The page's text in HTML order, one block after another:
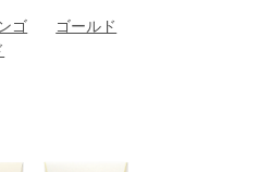
ゴ
ゴールド